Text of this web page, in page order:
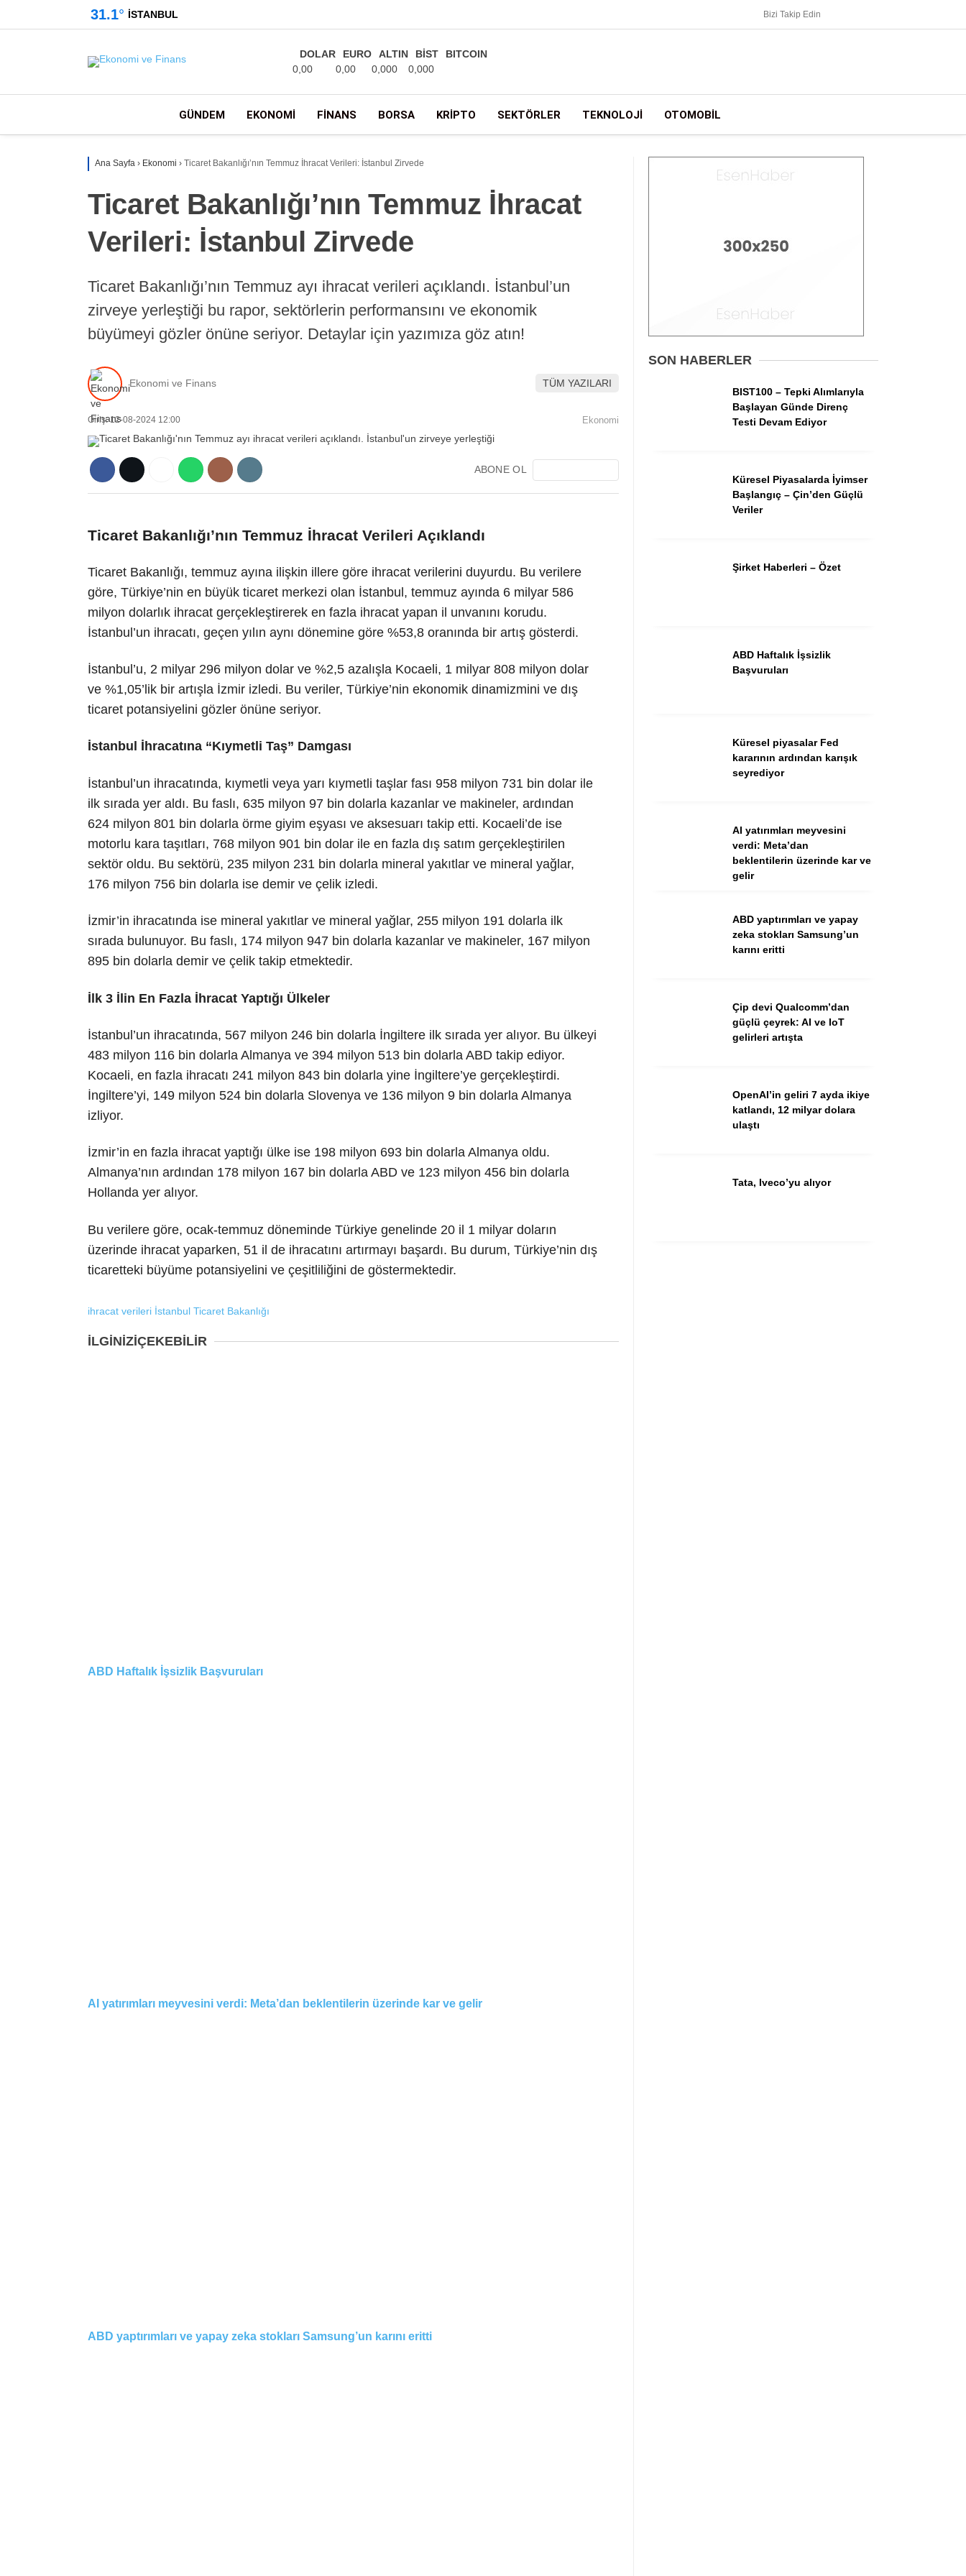
Gündem
Ekonomi
Borsa
Spor
Kripto
Facebook
31.1° İSTANBUL Bizi Takip Edin
DOLAR
0,00
EURO
0,00
ALTIN
0,000
BİST
0,000
BITCOIN
GÜNDEM EKONOMI FINANS BORSA KRIPTO SEKTÖRLER TEKNOLOJI OTOMOBIL
Ana Sayfa › Ekonomi › Ticaret Bakanlığı’nın Temmuz İhracat Verileri: İstanbul Zirvede
Ticaret Bakanlığı’nın Temmuz İhracat
Verileri: İstanbul Zirvede
Ticaret Bakanlığı’nın Temmuz ayı ihracat verileri açıklandı. İstanbul’un
zirveye yerleştiği bu rapor, sektörlerin performansını ve ekonomik
büyümeyi gözler önüne seriyor. Detaylar için yazımıza göz atın!
Ekonomi ve Finans TÜM YAZILARI
Giriş: 12-08-2024 12:00 Ekonomi
ABONE OL
Ticaret Bakanlığı’nın Temmuz İhracat Verileri Açıklandı
Ticaret Bakanlığı, temmuz ayına ilişkin illere göre ihracat verilerini duyurdu. Bu verilere
göre, Türkiye’nin en büyük ticaret merkezi olan İstanbul, temmuz ayında 6 milyar 586
milyon dolarlık ihracat gerçekleştirerek en fazla ihracat yapan il unvanını korudu.
İstanbul’un ihracatı, geçen yılın aynı dönemine göre %53,8 oranında bir artış gösterdi.
İstanbul’u, 2 milyar 296 milyon dolar ve %2,5 azalışla Kocaeli, 1 milyar 808 milyon dolar
ve %1,05’lik bir artışla İzmir izledi. Bu veriler, Türkiye’nin ekonomik dinamizmini ve dış
ticaret potansiyelini gözler önüne seriyor.
İstanbul İhracatına “Kıymetli Taş” Damgası
İstanbul’un ihracatında, kıymetli veya yarı kıymetli taşlar fası 958 milyon 731 bin dolar ile
ilk sırada yer aldı. Bu faslı, 635 milyon 97 bin dolarla kazanlar ve makineler, ardından
624 milyon 801 bin dolarla örme giyim eşyası ve aksesuarı takip etti. Kocaeli’de ise
motorlu kara taşıtları, 768 milyon 901 bin dolar ile en fazla dış satım gerçekleştirilen
sektör oldu. Bu sektörü, 235 milyon 231 bin dolarla mineral yakıtlar ve mineral yağlar,
176 milyon 756 bin dolarla ise demir ve çelik izledi.
İzmir’in ihracatında ise mineral yakıtlar ve mineral yağlar, 255 milyon 191 dolarla ilk
sırada bulunuyor. Bu faslı, 174 milyon 947 bin dolarla kazanlar ve makineler, 167 milyon
895 bin dolarla demir ve çelik takip etmektedir.
İlk 3 İlin En Fazla İhracat Yaptığı Ülkeler
İstanbul’un ihracatında, 567 milyon 246 bin dolarla İngiltere ilk sırada yer alıyor. Bu ülkeyi
483 milyon 116 bin dolarla Almanya ve 394 milyon 513 bin dolarla ABD takip ediyor.
Kocaeli, en fazla ihracatı 241 milyon 843 bin dolarla yine İngiltere’ye gerçekleştirdi.
İngiltere’yi, 149 milyon 524 bin dolarla Slovenya ve 136 milyon 9 bin dolarla Almanya
izliyor.
İzmir’in en fazla ihracat yaptığı ülke ise 198 milyon 693 bin dolarla Almanya oldu.
Almanya’nın ardından 178 milyon 167 bin dolarla ABD ve 123 milyon 456 bin dolarla
Hollanda yer alıyor.
Bu verilere göre, ocak-temmuz döneminde Türkiye genelinde 20 il 1 milyar doların
üzerinde ihracat yaparken, 51 il de ihracatını artırmayı başardı. Bu durum, Türkiye’nin dış
ticaretteki büyüme potansiyelini ve çeşitliliğini de göstermektedir.
ihracat verileri İstanbul Ticaret Bakanlığı
İLGİNİZİÇEKEBİLİR
ABD Haftalık İşsizlik Başvuruları
AI yatırımları meyvesini verdi: Meta’dan beklentilerin üzerinde kar ve gelir
ABD yaptırımları ve yapay zeka stokları Samsung’un karını eritti
SON HABERLER
BIST100 – Tepki Alımlarıyla
Başlayan Günde Direnç
Testi Devam Ediyor
Küresel Piyasalarda İyimser
Başlangıç – Çin’den Güçlü
Veriler
Şirket Haberleri – Özet
ABD Haftalık İşsizlik
Başvuruları
Küresel piyasalar Fed
kararının ardından karışık
seyrediyor
AI yatırımları meyvesini
verdi: Meta’dan
beklentilerin üzerinde kar ve
gelir
ABD yaptırımları ve yapay
zeka stokları Samsung’un
karını eritti
Çip devi Qualcomm’dan
güçlü çeyrek: AI ve IoT
gelirleri artışta
OpenAI’in geliri 7 ayda ikiye
katlandı, 12 milyar dolara
ulaştı
Tata, Iveco’yu alıyor